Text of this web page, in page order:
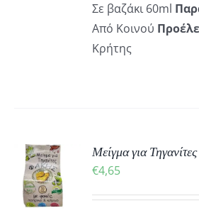
Σε βαζάκι 60ml
Από Κοινού
Κρήτης
Μείγμα για
€4,65